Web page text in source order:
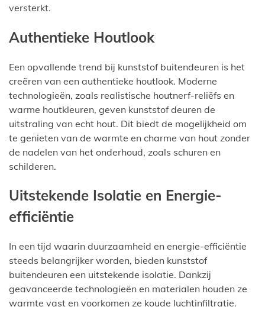
versterkt.
Authentieke Houtlook
Een opvallende trend bij kunststof buitendeuren is het
creëren van een authentieke houtlook. Moderne
technologieën, zoals realistische houtnerf-reliëfs en
warme houtkleuren, geven kunststof deuren de
uitstraling van echt hout. Dit biedt de mogelijkheid om
te genieten van de warmte en charme van hout zonder
de nadelen van het onderhoud, zoals schuren en
schilderen.
Uitstekende Isolatie en Energie-
efficiëntie
In een tijd waarin duurzaamheid en energie-efficiëntie
steeds belangrijker worden, bieden kunststof
buitendeuren een uitstekende isolatie. Dankzij
geavanceerde technologieën en materialen houden ze
warmte vast en voorkomen ze koude luchtinfiltratie.